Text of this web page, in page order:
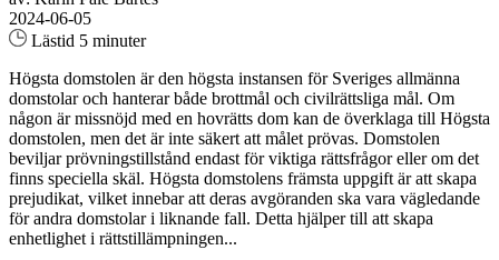
2024-06-05
Lästid 5 minuter
Högsta domstolen är den högsta instansen för Sveriges allmänna
domstolar och hanterar både brottmål och civilrättsliga mål. Om
någon är missnöjd med en hovrätts dom kan de överklaga till Högsta
domstolen, men det är inte säkert att målet prövas. Domstolen
beviljar prövningstillstånd endast för viktiga rättsfrågor eller om det
finns speciella skäl. Högsta domstolens främsta uppgift är att skapa
prejudikat, vilket innebar att deras avgöranden ska vara vägledande
för andra domstolar i liknande fall. Detta hjälper till att skapa
enhetlighet i rättstillämpningen...